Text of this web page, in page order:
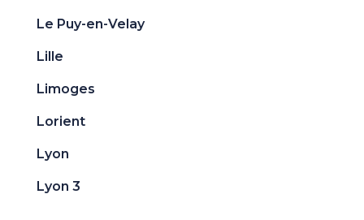
Le Puy-en-Velay
Lille
Limoges
Lorient
Lyon
Lyon 3